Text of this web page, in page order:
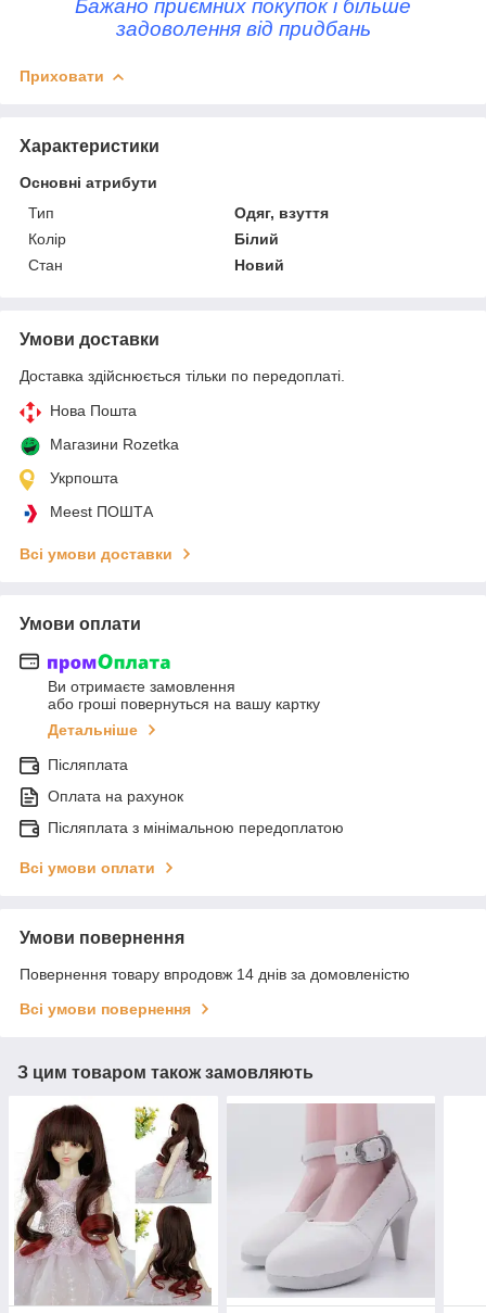
Бажано приємних покупок і більше
задоволення від придбань
Приховати
Характеристики
Основні атрибути
Тип
Одяг, взуття
Колір
Білий
Стан
Новий
Умови доставки
Доставка здійснюється тільки по передоплаті.
Нова Пошта
Магазини Rozetka
Укрпошта
Meest ПОШТА
Всі умови доставки
Умови оплати
Ви отримаєте замовлення
або гроші повернуться на вашу картку
Детальніше
Післяплата
Оплата на рахунок
Післяплата з мінімальною передоплатою
Всі умови оплати
Умови повернення
Повернення товару впродовж 14 днів за домовленістю
Всі умови повернення
З цим товаром також замовляють